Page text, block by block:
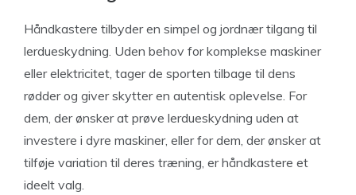
Håndkastere tilbyder en simpel og jordnær tilgang til
lerdueskydning. Uden behov for komplekse maskiner
eller elektricitet, tager de sporten tilbage til dens
rødder og giver skytter en autentisk oplevelse. For
dem, der ønsker at prøve lerdueskydning uden at
investere i dyre maskiner, eller for dem, der ønsker at
tilføje variation til deres træning, er håndkastere et
ideelt valg.